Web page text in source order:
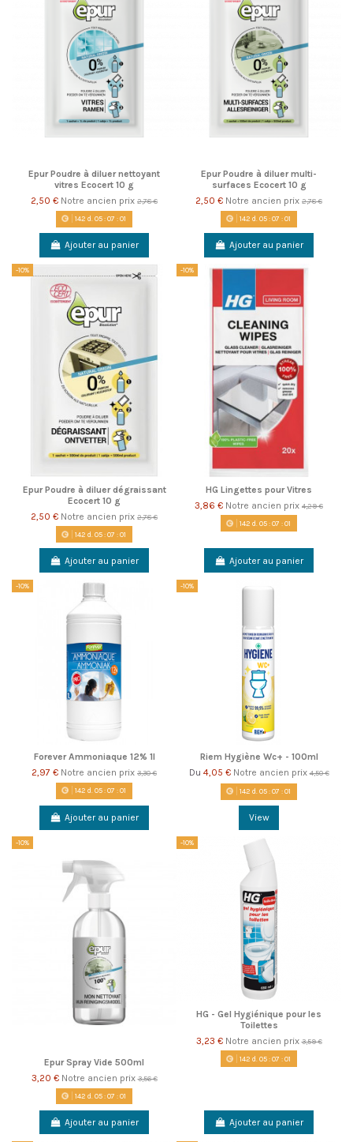
Epur Poudre à diluer nettoyant
vitres Ecocert 10 g
2,50 € Notre ancien prix 2,78 €
142 d. 05:07 :00
Ajouter au panier
Epur Poudre à diluer multi-
surfaces Ecocert 10 g
2,50 € Notre ancien prix 2,78 €
142 d. 05:07 :00
Ajouter au panier
-10%
Epur Poudre à diluer dégraissant
Ecocert 10 g
2,50 € Notre ancien prix 2,78 €
142 d. 05:07 :00
Ajouter au panier
-10%
HG Lingettes pour Vitres
3,86 € Notre ancien prix 4,29 €
142 d. 05:07 :00
Ajouter au panier
-10%
Forever Ammoniaque 12% 1l
2,97 € Notre ancien prix 3,30 €
142 d. 05:07 :00
Ajouter au panier
-10%
Riem Hygiène Wc+ - 100ml
Du 4,05 € Notre ancien prix4,50 €
142 d. 05:07 :00
View
-10%
Epur Spray Vide 500ml
3,20 € Notre ancien prix3,56 €
142 d. 05:07 :00
Ajouter au panier
-10%
HG - Gel Hygiénique pour les
Toilettes
3,23 € Notre ancien prix3,59 €
142 d. 05:07 :00
Ajouter au panier